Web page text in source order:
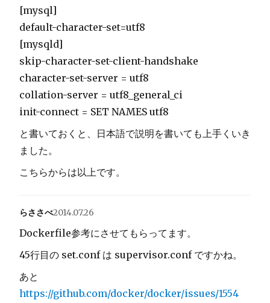
[mysql]
default-character-set=utf8
[mysqld]
skip-character-set-client-handshake
character-set-server = utf8
collation-server = utf8_general_ci
init-connect = SET NAMES utf8
と書いておくと、日本語で説明を書いても上手くいき
ました。
こちらからは以上です。
らささべ2014.07.26
Dockerfile参考にさせてもらってます。
45行目の set.conf は supervisor.conf ですかね。
あと
https://github.com/docker/docker/issues/1554